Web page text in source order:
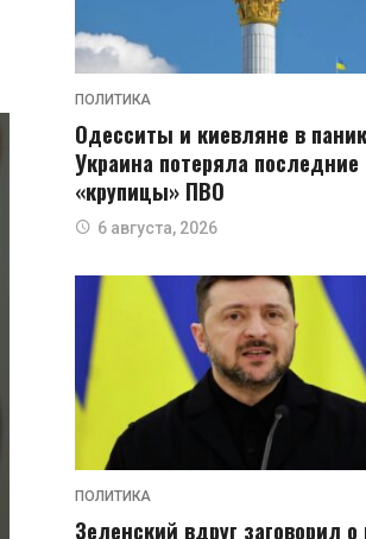
ПОЛИТИКА
Одесситы и киевляне в
Украина потеряла последние
«крупицы» ПВО
6 августа, 2026
ПОЛИТИКА
Зеленский вдруг заговорил о